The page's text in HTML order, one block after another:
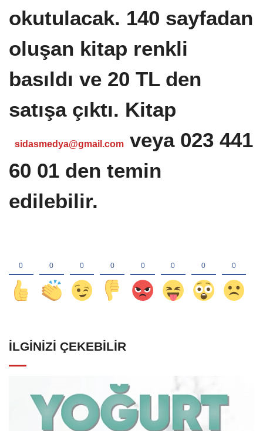
okutulacak. 140 sayfadan
oluşan kitap renkli
basıldı ve 20 TL den
satışa çıktı. Kitap
sidasmedya@gmail.com veya 023 441
60 01 den temin
edilebilir.
İLGINIZI ÇEKEBILIR